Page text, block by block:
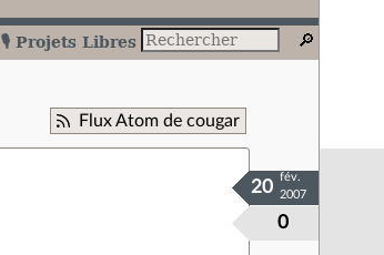
🎙️ Projets Libres
Flux Atom de cougar
0
20
fév.
2007